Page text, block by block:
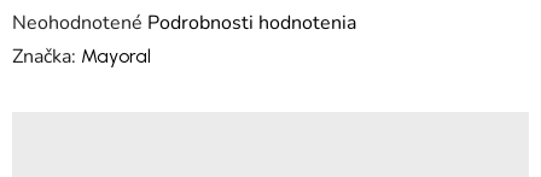
Priemerné hodnotenie produktu je 0,0 z 5 hviezdičiek.
Neohodnotené Podrobnosti hodnotenia
Značka: Mayoral